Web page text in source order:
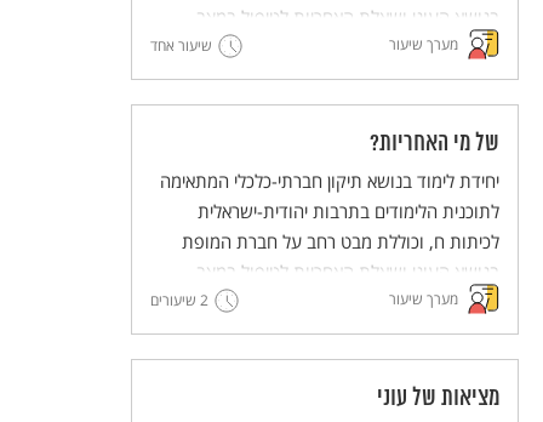
בנושא העוני ושאלת האחריות לטיפול במצב.
מערך שיעור שיעור אחד
של מי האחריות?
יחידת לימוד בנושא תיקון חברתי-כלכלי המתאימה
לתוכנית הלימודים בתרבות יהודית-ישראלית
לכיתות ח, וכוללת מבט רחב על חברת המופת
בנושא העוני ושאלת האחריות לטיפול במצב.
מערך שיעור 2 שיעורים
מציאות של עוני